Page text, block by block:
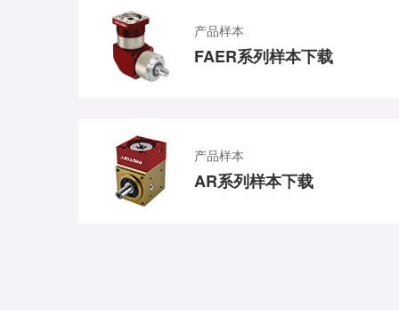
产品样本
FAER系列样本下载
产品样本
AR系列样本下载